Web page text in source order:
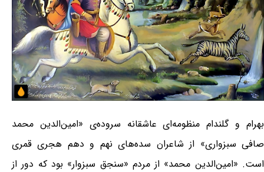
بهرام و گلندام منظومه‌ای عاشقانه سروده‌ی «امین‌الدین محمد
صافی سبزواری» از شاعران سده‌های نهم و دهم هجری قمری
است. «امین‌الدین محمد» از مردم «سنجق سبزوار» بود که دور از